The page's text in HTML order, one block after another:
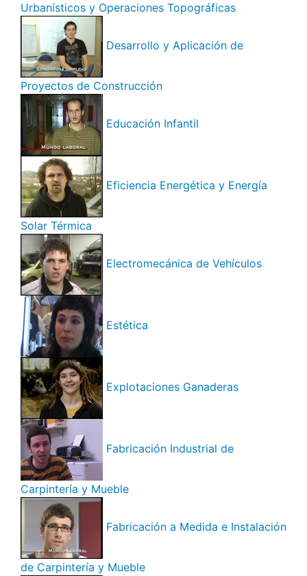
Urbanísticos y Operaciones Topográficas
Desarrollo y Aplicación de
Proyectos de Construcción
Educación Infantil
Eficiencia Energética y Energía
Solar Térmica
Electromecánica de Vehículos
Estética
Explotaciones Ganaderas
Fabricación Industrial de
Carpintería y Mueble
Fabricación a Medida e Instalación
de Carpintería y Mueble